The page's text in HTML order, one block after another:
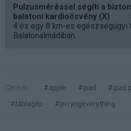
Pulzusméréssel segíti a
balatoni kardioösvény (X)
4 és egy 8 km-es egészségügyi
Balatonalmádiban.
Címkék: #apple #ipad #ipad
#táblagép
#jerryrigeverything